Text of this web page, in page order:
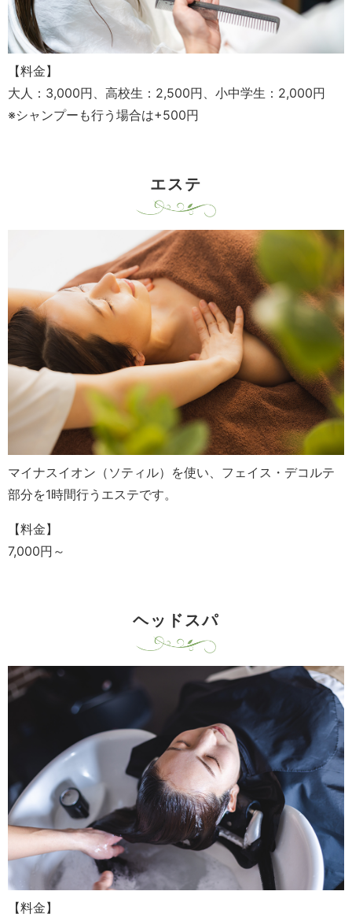
【料金】
大人：3,000円、高校生：2,500円、小中学生：2,000円
※シャンプーも行う場合は+500円
エステ
マイナスイオン（ソティル）を使い、フェイス・デコルテ
部分を1時間行うエステです。
【料金】
7,000円～
ヘッドスパ
【料金】